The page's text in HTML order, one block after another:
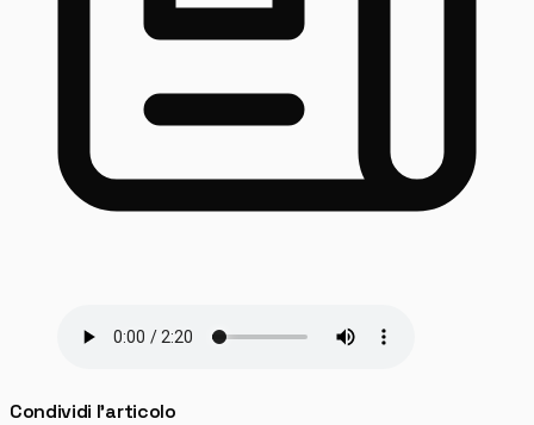
Condividi l'articolo